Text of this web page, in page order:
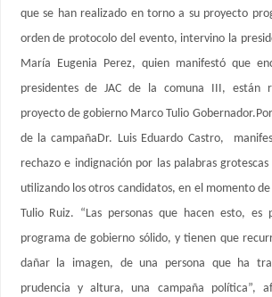
que se han realizado en torno a su proyecto
orden de protocolo del evento, intervino la
María Eugenia Perez, quien manifestó que
presidentes de JAC de la comuna III, están
proyecto de gobierno Marco Tulio
de la campañaDr. Luis Eduardo Castro,
rechazo e indignación por las palabras
utilizando los otros candidatos, en el momento
Tulio Ruiz. “Las personas que hacen esto, es
programa de gobierno sólido, y tienen que
dañar la imagen, de una persona que ha
prudencia y altura, una campaña política”,